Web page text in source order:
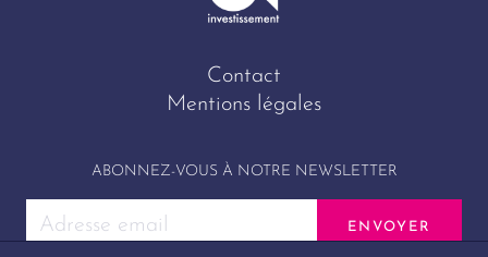
Contact
Mentions légales
ABONNEZ-VOUS À NOTRE NEWSLETTER